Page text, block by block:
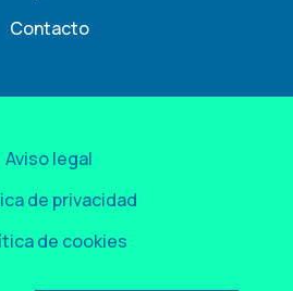
Contacto
Aviso legal
de privacidad
de cookies